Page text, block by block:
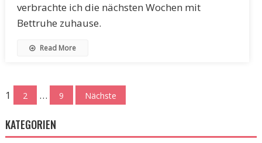
verbrachte ich die nächsten Wochen mit
Bettruhe zuhause.
Read More
Seitennummerierung
Beiträge
1 2 … 9 Nächste
KATEGORIEN